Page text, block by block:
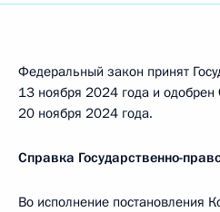
Федеральный закон принят
13 ноября 2024 года и
20 ноября 2024 года.
Справка Государственно-
Во исполнение постановления